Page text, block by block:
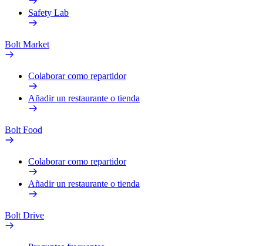
Safety Lab
Bolt Market
Colaborar como repartidor
Añadir un restaurante o tienda
Bolt Food
Colaborar como repartidor
Añadir un restaurante o tienda
Bolt Drive